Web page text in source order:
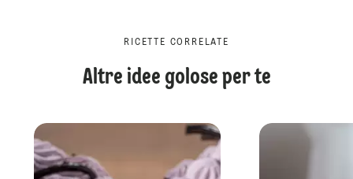
RICETTE CORRELATE
Altre idee golose per te